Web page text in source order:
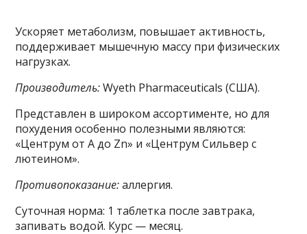
Ускоряет метаболизм, повышает активность,
поддерживает мышечную массу при физических
нагрузках.
Производитель:Wyeth Pharmaceuticals (США).
Представлен в широком ассортименте, но для
похудения особенно полезными являются:
«Центрум от А до Zn» и «Центрум Сильвер с
лютеином».
Противопоказание:аллергия.
Суточная норма: 1 таблетка после завтрака,
запивать водой. Курс — месяц.